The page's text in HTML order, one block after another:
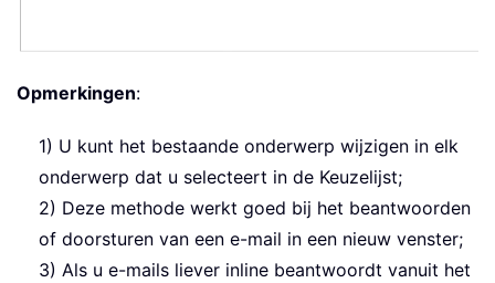
Opmerkingen:
1) U kunt het bestaande onderwerp wijzigen in elk
onderwerp dat u selecteert in de Keuzelijst;
2) Deze methode werkt goed bij het beantwoorden
of doorsturen van een e-mail in een nieuw venster;
3) Als u e-mails liever inline beantwoordt vanuit het